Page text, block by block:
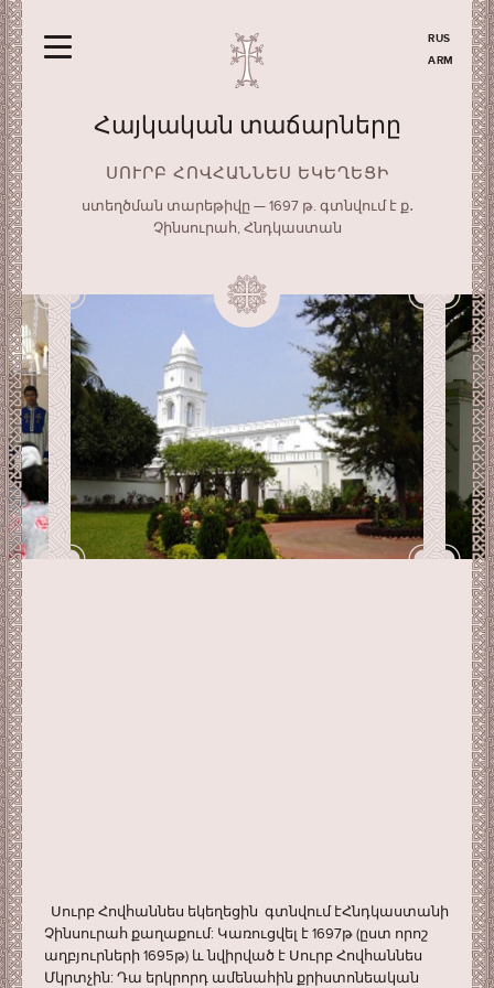
RUS
ARM
Հայկական տաճարները
ՍՈՒՐԲ ՀՈՎՀԱՆՆԵՍ ԵԿԵՂԵՑԻ
ստեղծման տարեթիվը — 1697 թ. գտնվում է ք․
Չինսուրահ, Հնդկաստան
Սուրբ Հովհաննես եկեղեցին գտնվում էՀնդկաստանի
Չինսուրահ քաղաքում: Կառուցվել է 1697թ (ըստ որոշ
աղբյուրների 1695թ) և նվիրված է Սուրբ Հովհաննես
Մկրտչին: Դա երկրորդ ամենահին քրիստոնեական